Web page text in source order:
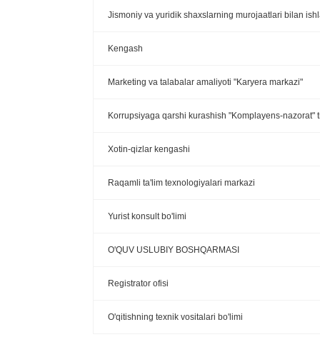
Jismoniy va yuridik shaxslarning murojaatlari bilan
Kengash
Marketing va talabalar amaliyoti "Karyera markazi"
Korrupsiyaga qarshi kurashish "Komplayens-nazorat"
Xotin-qizlar kengashi
Raqamli ta'lim texnologiyalari markazi
Yurist konsult bo'limi
O'QUV USLUBIY BOSHQARMASI
Registrator ofisi
O'qitishning texnik vositalari bo'limi